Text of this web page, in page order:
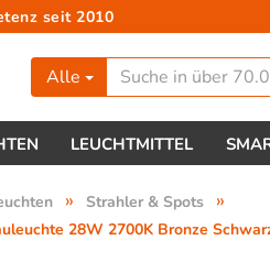
seit 2010
Alle
LEUCHTMITTEL
» Strahler & Spots »
28W 2700K Bronze